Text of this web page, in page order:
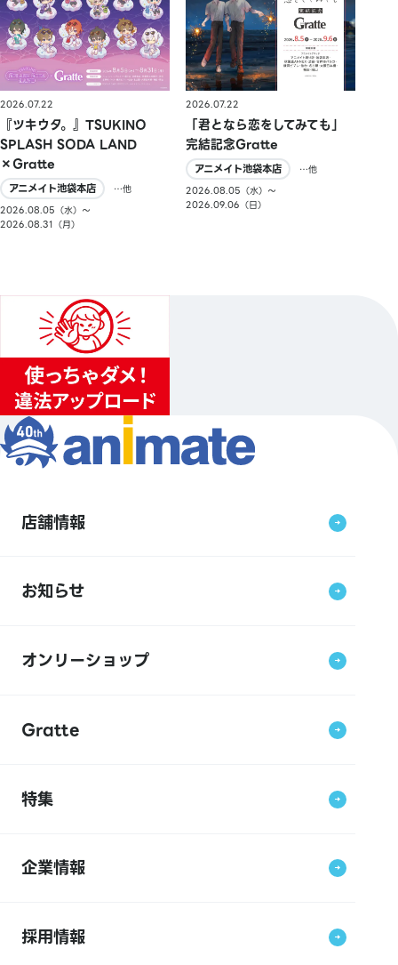
2026.07.22
『ツキウタ。』TSUKINO
SPLASH SODA LAND
×Gratte
アニメイト池袋本店
…他
2026.08.05（水）〜
2026.08.31（月）
2026.07.22
「君となら恋をしてみても」
完結記念Gratte
アニメイト池袋本店
…他
2026.08.05（水）〜
2026.09.06（日）
店舗情報
お知らせ
オンリーショップ
Gratte
特集
企業情報
採用情報